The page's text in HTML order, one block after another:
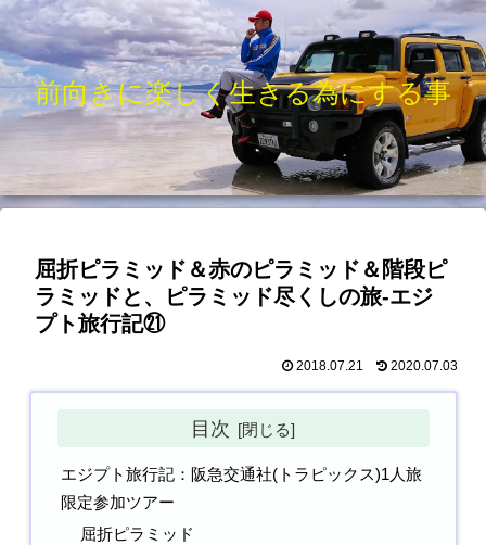
前向きに楽しく生きる為にする事
屈折ピラミッド＆赤のピラミッド＆階段ピ
ラミッドと、ピラミッド尽くしの旅-エジ
プト旅行記㉑
2018.07.21 2020.07.03
目次
エジプト旅行記：阪急交通社(トラピックス)1人旅
限定参加ツアー
屈折ピラミッド